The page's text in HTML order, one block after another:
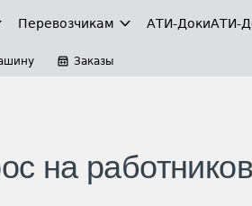
Перевозчикам АТИ-ДокиАТИ-
Заказы
на работников